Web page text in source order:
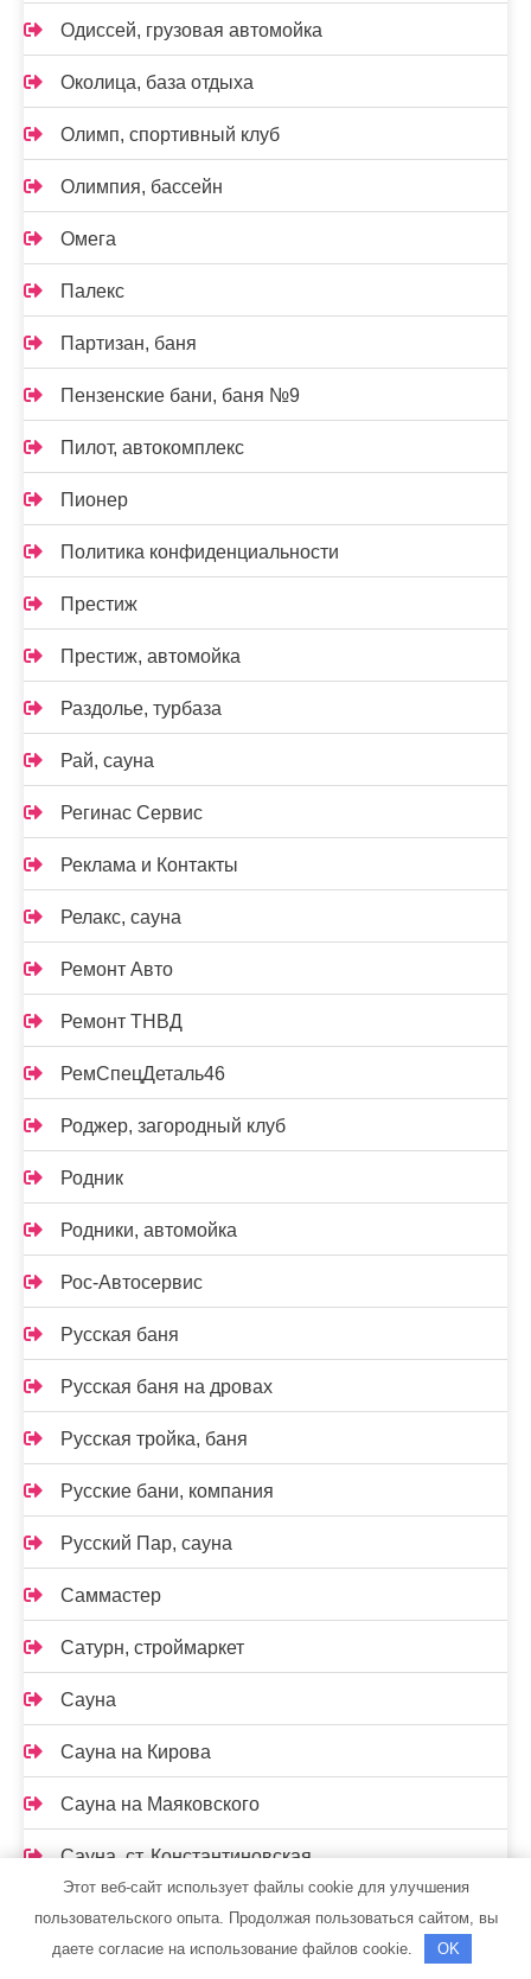
Одиссей, грузовая автомойка
Околица, база отдыха
Олимп, спортивный клуб
Олимпия, бассейн
Омега
Палекс
Партизан, баня
Пензенские бани, баня №9
Пилот, автокомплекс
Пионер
Политика конфиденциальности
Престиж
Престиж, автомойка
Раздолье, турбаза
Рай, сауна
Регинас Сервис
Реклама и Контакты
Релакс, сауна
Ремонт Авто
Ремонт ТНВД
РемСпецДеталь46
Роджер, загородный клуб
Родник
Родники, автомойка
Рос-Автосервис
Русская баня
Русская баня на дровах
Русская тройка, баня
Русские бани, компания
Русский Пар, сауна
Саммастер
Сатурн, строймаркет
Сауна
Сауна на Кирова
Сауна на Маяковского
Сауна, ст. Константиновская
Сафари, гостиница
Семь+Я
Этот веб-сайт использует файлы cookie для улучшения
пользовательского опыта. Продолжая пользоваться сайтом, вы
даете согласие на использование файлов cookie.
OK